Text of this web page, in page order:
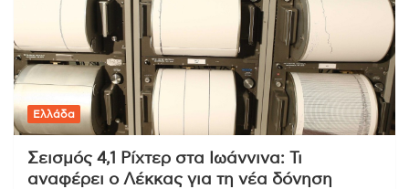
Ελλάδα
Σεισμός 4,1 Ρίχτερ στα Ιωάννινα: Τι
αναφέρει ο Λέκκας για τη νέα δόνηση